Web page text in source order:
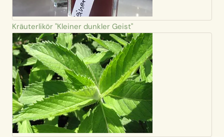
Kräuterlikör "Kleiner dunkler Geist"